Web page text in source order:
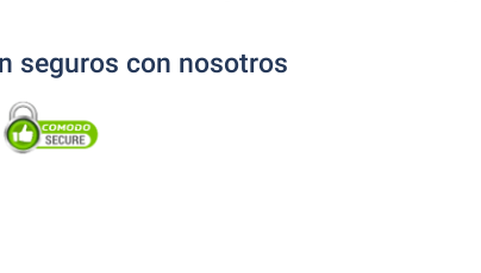
seguros con nosotros